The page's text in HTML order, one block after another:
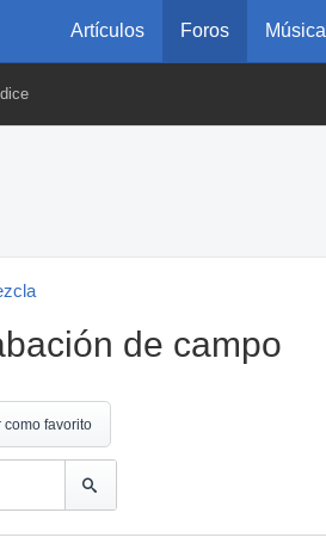
Artículos Foros Música
de campo
como favorito